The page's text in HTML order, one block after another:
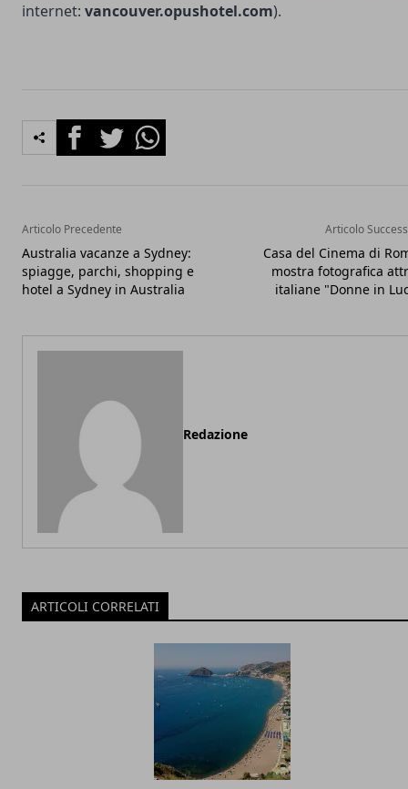
internet: vancouver.opushotel.com).
FacebookTwitterWhatsapp
Articolo Precedente
Australia vacanze a Sydney:
spiagge, parchi, shopping e
hotel a Sydney in Australia
Articolo
Casa del Cinema di
mostra fotografica
italiane "Donne in
Redazione
ARTICOLI CORRELATI